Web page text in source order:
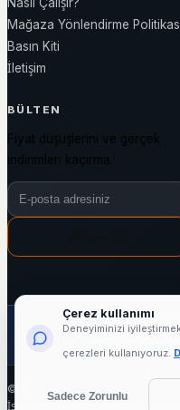
Mağaza Yönlendirme
Basın Kiti
İletişim
BÜLTEN
Fiyat düşüşlerini ve gerçek
indirimleri kaçırma.
Bülten e-posta adresiniz
1000+
© 2026 indirimli.com - Tüm hakları
İşleten: Ajans11 LLC (ABD) ·
Çerez kullanımı
Deneyiminizi
çerezleri kullanıyoruz.
Sadece Zorunlu